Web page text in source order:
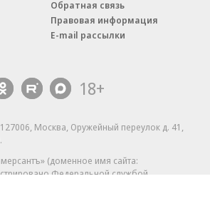
Обратная связь
Правовая информация
E-mail рассылки
18+
Москва, Оружейный переулок д. 41,
(доменное имя сайта:
Федеральной службой